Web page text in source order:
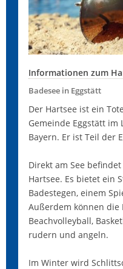
Informationen zum
Badesee in Eggstätt
Der Hartsee ist ein
Gemeinde Eggstätt im
Bayern. Er ist Teil der
Direkt am See
Hartsee. Es bietet ein
Badestegen, einem
Außerdem können die
Beachvolleyball,
rudern und angeln.
Im Winter wird